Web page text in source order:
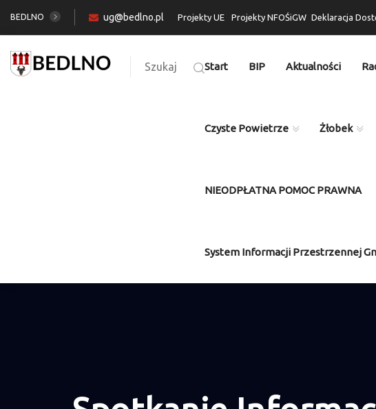
BEDLNO ug@bedlno.pl Projekty UE Projekty NFOŚiGW Deklaracja
Szukaj Start BIP Aktualności
Czyste Powietrze Żłobek
NIEODPŁATNA POMOC PRAWNA
System Informacji Przestrzennej